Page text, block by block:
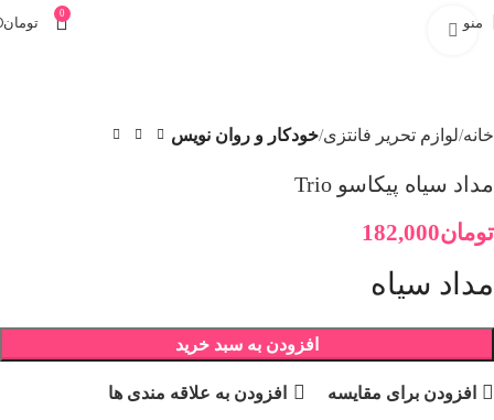
منو 0 تومان
خانه لوازم تحریر فانتزی خودکار و روان نویس
مداد سیاه پیکاسو Trio
تومان182,000
مداد سیاه
افزودن به سبد خرید
افزودن برای مقایسه افزودن به علاقه مندی ها